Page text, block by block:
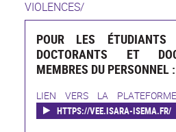
VIOLENCES/
POUR LES ÉTUDIANTS
DOCTORANTS ET
MEMBRES DU PERSONNEL :
LIEN VERS LA
HTTPS://VEE.ISARA-ISEMA.FR/